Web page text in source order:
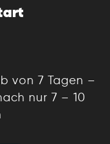
von 7 Tagen –
nur 7 – 10